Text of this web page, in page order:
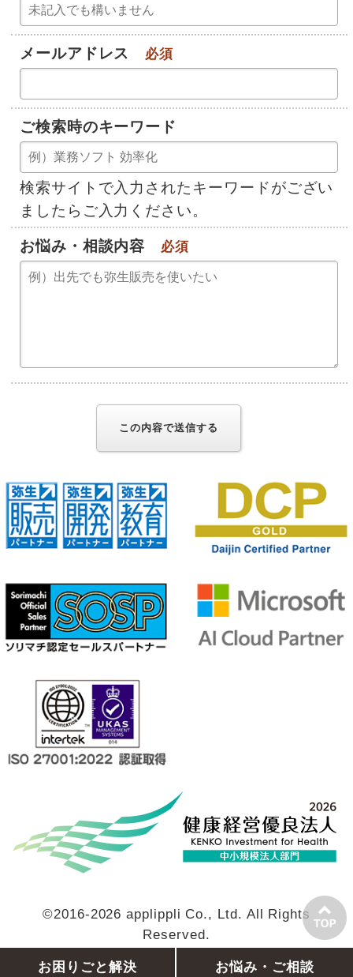
メールアドレス 必須
ご検索時のキーワード
検索サイトで入力されたキーワードがござい
ましたらご入力ください。
お悩み・相談内容 必須
©2016-2026 applippli Co., Ltd. All Rights
Reserved.
お困りごと解決 お悩み・ご相談